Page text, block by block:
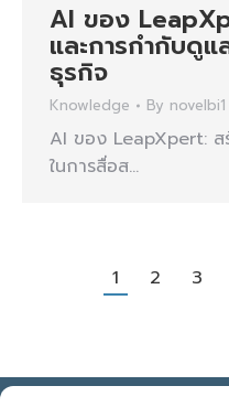
AI ของ
และการกำกับดูแ
ธุรกิจ
Knowledge By novelbi1
AI ของ LeapXpert: ส
ในการสื่อส…
1 2 3